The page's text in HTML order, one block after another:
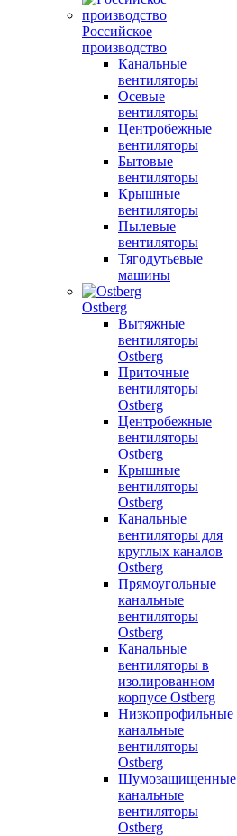
Российское
производство
Канальные
вентиляторы
Осевые
вентиляторы
Центробежные
вентиляторы
Бытовые
вентиляторы
Крышные
вентиляторы
Пылевые
вентиляторы
Тягодутьевые
машины
Ostberg
Вытяжные
вентиляторы
Ostberg
Приточные
вентиляторы
Ostberg
Центробежные
вентиляторы
Ostberg
Крышные
вентиляторы
Ostberg
Канальные
вентиляторы для
круглых каналов
Ostberg
Прямоугольные
канальные
вентиляторы
Ostberg
Канальные
вентиляторы в
изолированном
корпусе Ostberg
Низкопрофильные
канальные
вентиляторы
Ostberg
Шумозащищенные
канальные
вентиляторы
Ostberg